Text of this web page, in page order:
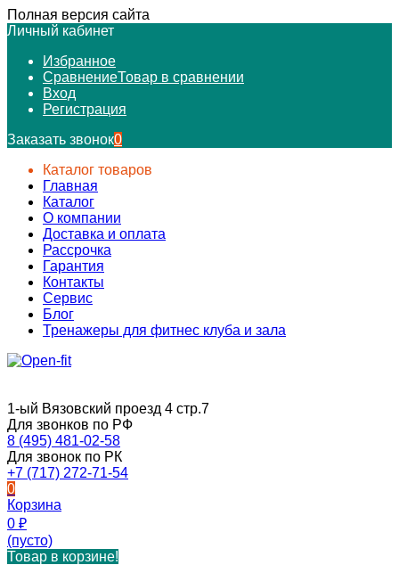
Полная версия сайта
Личный кабинет
Избранное
СравнениеТовар в сравнении
Вход
Регистрация
Заказать звонок0
Каталог товаров
Главная
Каталог
О компании
Доставка и оплата
Рассрочка
Гарантия
Контакты
Сервис
Блог
Тренажеры для фитнес клуба и зала
1-ый Вязовский проезд 4 стр.7
Для звонков по РФ
8 (495) 481-02-58
Для звонок по РК
+7 (717) 272-71-54
0
Корзина
0 ₽
(пусто)
Товар в корзине!